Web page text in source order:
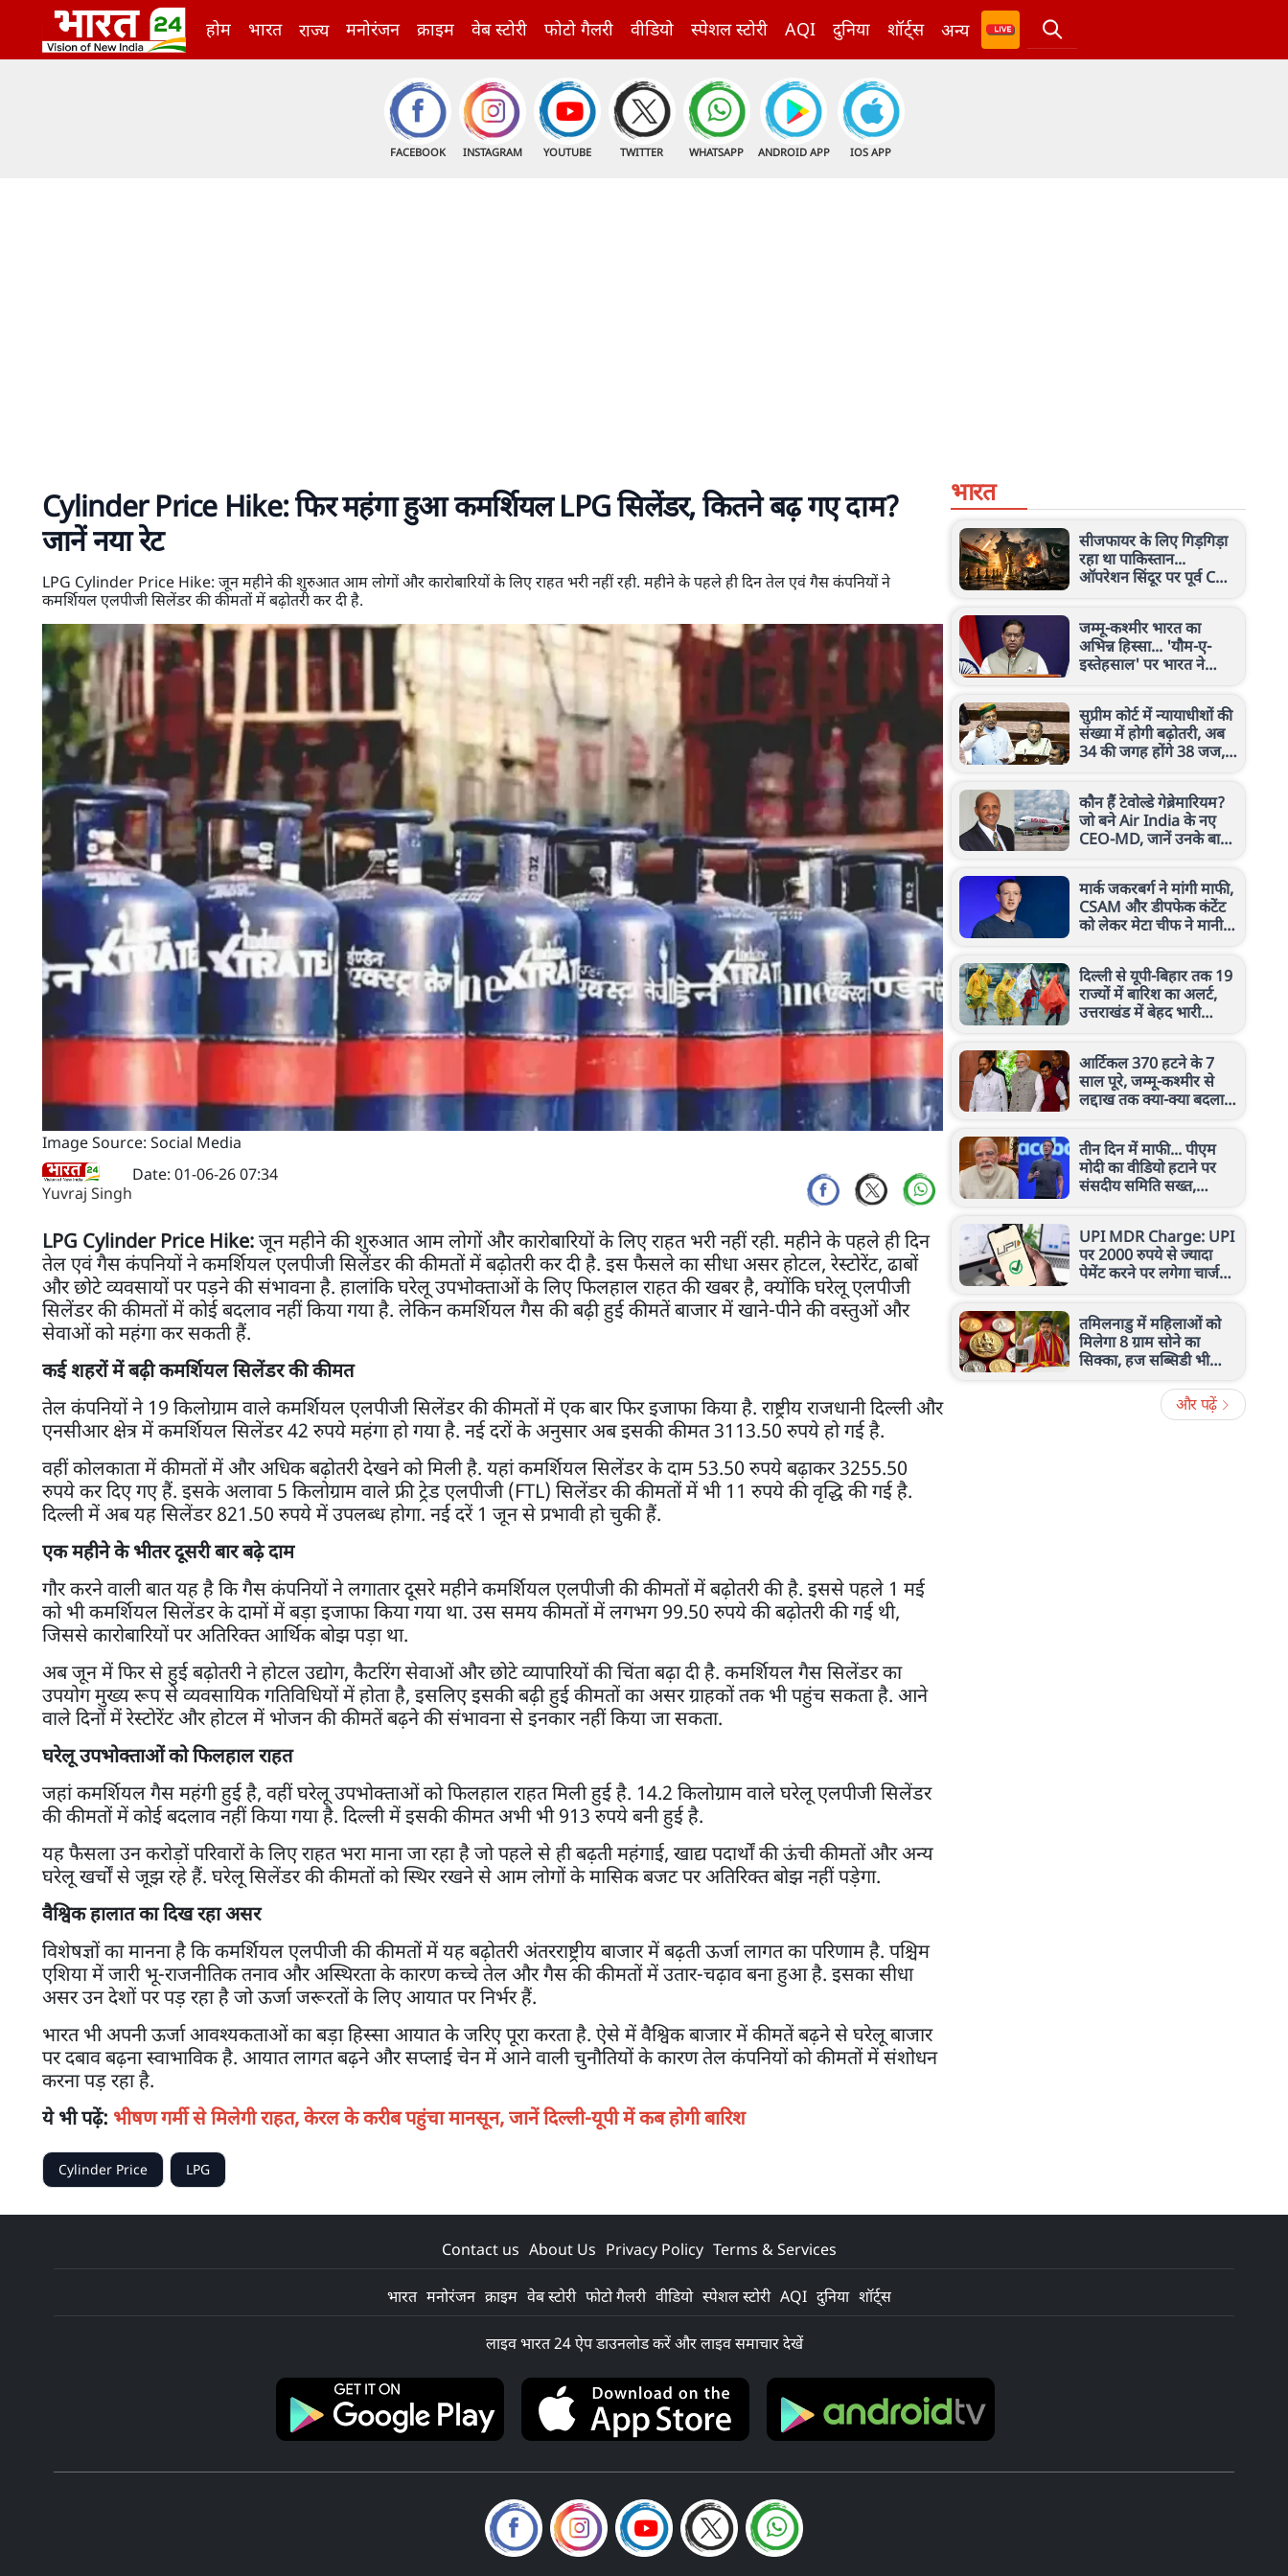
होम भारत राज्य मनोरंजन क्राइम वेब स्टोरी फोटो गैलरी वीडियो स्पेशल स्टोरी AQI दुनिया शॉर्ट्स अन्य
FACEBOOK INSTAGRAM YOUTUBE TWITTER WHATSAPP ANDROID APP IOS APP
Cylinder Price Hike: फिर महंगा हुआ कमर्शियल LPG सिलेंडर, कितने बढ़ गए दाम?
जानें नया रेट
LPG Cylinder Price Hike: जून महीने की शुरुआत आम लोगों और कारोबारियों के लिए राहत भरी नहीं रही. महीने के पहले ही दिन तेल एवं गैस कंपनियों ने
कमर्शियल एलपीजी सिलेंडर की कीमतों में बढ़ोतरी कर दी है.
Image Source: Social Media
Yuvraj Singh
Date: 01-06-26 07:34
LPG Cylinder Price Hike:जून महीने की शुरुआत आम लोगों और कारोबारियों के लिए राहत भरी नहीं रही. महीने के पहले ही दिन
तेल एवं गैस कंपनियों ने कमर्शियल एलपीजी सिलेंडर की कीमतों में बढ़ोतरी कर दी है. इस फैसले का सीधा असर होटल, रेस्टोरेंट, ढाबों
और छोटे व्यवसायों पर पड़ने की संभावना है. हालांकि घरेलू उपभोक्ताओं के लिए फिलहाल राहत की खबर है, क्योंकि घरेलू एलपीजी
सिलेंडर की कीमतों में कोई बदलाव नहीं किया गया है. लेकिन कमर्शियल गैस की बढ़ी हुई कीमतें बाजार में खाने-पीने की वस्तुओं और
सेवाओं को महंगा कर सकती हैं.
कई शहरों में बढ़ी कमर्शियल सिलेंडर की कीमत
तेल कंपनियों ने 19 किलोग्राम वाले कमर्शियल एलपीजी सिलेंडर की कीमतों में एक बार फिर इजाफा किया है. राष्ट्रीय राजधानी दिल्ली और
एनसीआर क्षेत्र में कमर्शियल सिलेंडर 42 रुपये महंगा हो गया है. नई दरों के अनुसार अब इसकी कीमत 3113.50 रुपये हो गई है.
वहीं कोलकाता में कीमतों में और अधिक बढ़ोतरी देखने को मिली है. यहां कमर्शियल सिलेंडर के दाम 53.50 रुपये बढ़ाकर 3255.50
रुपये कर दिए गए हैं. इसके अलावा 5 किलोग्राम वाले फ्री ट्रेड एलपीजी (FTL) सिलेंडर की कीमतों में भी 11 रुपये की वृद्धि की गई है.
दिल्ली में अब यह सिलेंडर 821.50 रुपये में उपलब्ध होगा. नई दरें 1 जून से प्रभावी हो चुकी हैं.
एक महीने के भीतर दूसरी बार बढ़े दाम
गौर करने वाली बात यह है कि गैस कंपनियों ने लगातार दूसरे महीने कमर्शियल एलपीजी की कीमतों में बढ़ोतरी की है. इससे पहले 1 मई
को भी कमर्शियल सिलेंडर के दामों में बड़ा इजाफा किया गया था. उस समय कीमतों में लगभग 99.50 रुपये की बढ़ोतरी की गई थी,
जिससे कारोबारियों पर अतिरिक्त आर्थिक बोझ पड़ा था.
अब जून में फिर से हुई बढ़ोतरी ने होटल उद्योग, कैटरिंग सेवाओं और छोटे व्यापारियों की चिंता बढ़ा दी है. कमर्शियल गैस सिलेंडर का
उपयोग मुख्य रूप से व्यवसायिक गतिविधियों में होता है, इसलिए इसकी बढ़ी हुई कीमतों का असर ग्राहकों तक भी पहुंच सकता है. आने
वाले दिनों में रेस्टोरेंट और होटल में भोजन की कीमतें बढ़ने की संभावना से इनकार नहीं किया जा सकता.
घरेलू उपभोक्ताओं को फिलहाल राहत
जहां कमर्शियल गैस महंगी हुई है, वहीं घरेलू उपभोक्ताओं को फिलहाल राहत मिली हुई है. 14.2 किलोग्राम वाले घरेलू एलपीजी सिलेंडर
की कीमतों में कोई बदलाव नहीं किया गया है. दिल्ली में इसकी कीमत अभी भी 913 रुपये बनी हुई है.
यह फैसला उन करोड़ों परिवारों के लिए राहत भरा माना जा रहा है जो पहले से ही बढ़ती महंगाई, खाद्य पदार्थों की ऊंची कीमतों और अन्य
घरेलू खर्चों से जूझ रहे हैं. घरेलू सिलेंडर की कीमतों को स्थिर रखने से आम लोगों के मासिक बजट पर अतिरिक्त बोझ नहीं पड़ेगा.
वैश्विक हालात का दिख रहा असर
विशेषज्ञों का मानना है कि कमर्शियल एलपीजी की कीमतों में यह बढ़ोतरी अंतरराष्ट्रीय बाजार में बढ़ती ऊर्जा लागत का परिणाम है. पश्चिम
एशिया में जारी भू-राजनीतिक तनाव और अस्थिरता के कारण कच्चे तेल और गैस की कीमतों में उतार-चढ़ाव बना हुआ है. इसका सीधा
असर उन देशों पर पड़ रहा है जो ऊर्जा जरूरतों के लिए आयात पर निर्भर हैं.
भारत भी अपनी ऊर्जा आवश्यकताओं का बड़ा हिस्सा आयात के जरिए पूरा करता है. ऐसे में वैश्विक बाजार में कीमतें बढ़ने से घरेलू बाजार
पर दबाव बढ़ना स्वाभाविक है. आयात लागत बढ़ने और सप्लाई चेन में आने वाली चुनौतियों के कारण तेल कंपनियों को कीमतों में संशोधन
करना पड़ रहा है.
ये भी पढ़ें: भीषण गर्मी से मिलेगी राहत, केरल के करीब पहुंचा मानसून, जानें दिल्ली-यूपी में कब होगी बारिश
Cylinder Price LPG
भारत
सीजफायर के लिए गिड़गिड़ा
रहा था पाकिस्तान...
ऑपरेशन सिंदूर पर पूर्व CDS
जम्मू-कश्मीर भारत का
अभिन्न हिस्सा... 'यौम-ए-
इस्तेहसाल' पर भारत ने
सुप्रीम कोर्ट में न्यायाधीशों की
संख्या में होगी बढ़ोतरी, अब
34 की जगह होंगे 38 जज,
कौन हैं टेवोल्डे गेब्रेमारियम?
जो बने Air India के नए
CEO-MD, जानें उनके बारे
मार्क जकरबर्ग ने मांगी माफी,
CSAM और डीपफेक कंटेंट
को लेकर मेटा चीफ ने मानी
दिल्ली से यूपी-बिहार तक 19
राज्यों में बारिश का अलर्ट,
उत्तराखंड में बेहद भारी
आर्टिकल 370 हटने के 7
साल पूरे, जम्मू-कश्मीर से
लद्दाख तक क्या-क्या बदला?
तीन दिन में माफी... पीएम
मोदी का वीडियो हटाने पर
संसदीय समिति सख्त,
UPI MDR Charge: UPI
पर 2000 रुपये से ज्यादा
पेमेंट करने पर लगेगा चार्ज?
तमिलनाडु में महिलाओं को
मिलेगा 8 ग्राम सोने का
सिक्का, हज सब्सिडी भी
और पढ़ें
Contact us About Us Privacy Policy Terms & Services
भारत मनोरंजन क्राइम वेब स्टोरी फोटो गैलरी वीडियो स्पेशल स्टोरी AQI दुनिया शॉर्ट्स
लाइव भारत 24 ऐप डाउनलोड करें और लाइव समाचार देखें